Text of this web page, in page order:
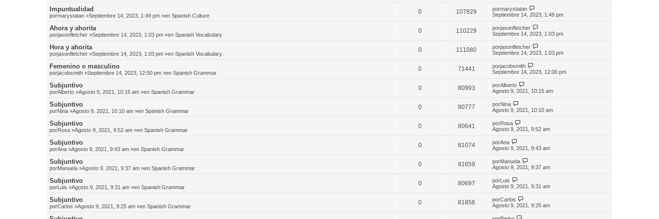
Impuntualidad
pormarystatan »Septiembre 14, 2023, 1:49 pm »en Spanish Culture
0 107829 pormarystatan
Septiembre 14, 2023, 1:49 pm
Ahora y ahorita
porjasonfletcher »Septiembre 14, 2023, 1:03 pm »en Spanish Vocabulary
0 110229 porjasonfletcher
Septiembre 14, 2023, 1:03 pm
Hora y ahorita
porjasonfletcher »Septiembre 14, 2023, 1:03 pm »en Spanish Vocabulary
0 111080 porjasonfletcher
Septiembre 14, 2023, 1:03 pm
Femenino o masculino
porjacobsmith »Septiembre 14, 2023, 12:00 pm »en Spanish Grammar
0 71441 porjacobsmith
Septiembre 14, 2023, 12:00 pm
Subjuntivo
porAlberto »Agosto 9, 2021, 10:15 am »en Spanish Grammar
0 80993 porAlberto
Agosto 9, 2021, 10:15 am
Subjuntivo
porNina »Agosto 9, 2021, 10:10 am »en Spanish Grammar
0 80777 porNina
Agosto 9, 2021, 10:10 am
Subjuntivo
porRosa »Agosto 9, 2021, 9:52 am »en Spanish Grammar
0 80641 porRosa
Agosto 9, 2021, 9:52 am
Subjuntivo
porAna »Agosto 9, 2021, 9:43 am »en Spanish Grammar
0 81074 porAna
Agosto 9, 2021, 9:43 am
Subjuntivo
porManuela »Agosto 9, 2021, 9:37 am »en Spanish Grammar
0 81659 porManuela
Agosto 9, 2021, 9:37 am
Subjuntivo
porLuis »Agosto 9, 2021, 9:31 am »en Spanish Grammar
0 80697 porLuis
Agosto 9, 2021, 9:31 am
Subjuntivo
porCarlos »Agosto 9, 2021, 9:25 am »en Spanish Grammar
0 81858 porCarlos
Agosto 9, 2021, 9:25 am